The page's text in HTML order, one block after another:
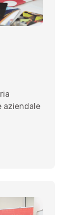
aziendale